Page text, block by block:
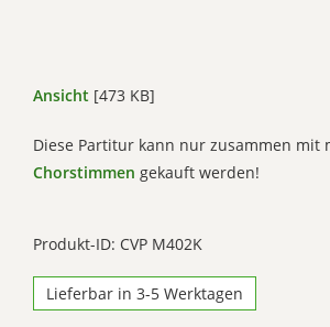
Ansicht [473 KB]
Diese Partitur kann nur zusammen mit
Chorstimmen gekauft werden!
Produkt-ID: CVP M402K
Lieferbar in 3-5 Werktagen